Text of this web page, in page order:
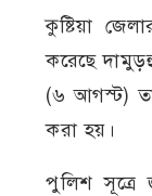
কুষ্টিয়া
করেছে
(৬ আগস্ট)
করা হয়।
পুলিশ সূত্রে